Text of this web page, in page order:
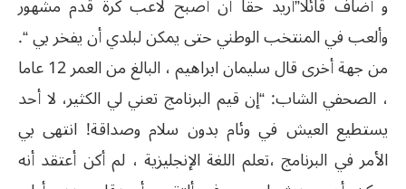
وألعب في المنتخب الوطني حتى يمكن لبلدي أن يفخر بي “.
من جهة أخرى قال سليمان ابراهيم ، البالغ من العمر 12 عاما
، الصحفي الشاب: “إن قيم البرنامج تعني لي الكثير، لا أحد
يستطيع العيش في وئام بدون سلام وصداقة! انتهى بي
الأمر في البرنامج ،تعلم اللغة الإنجليزية ، لم أكن أعتقد أنه